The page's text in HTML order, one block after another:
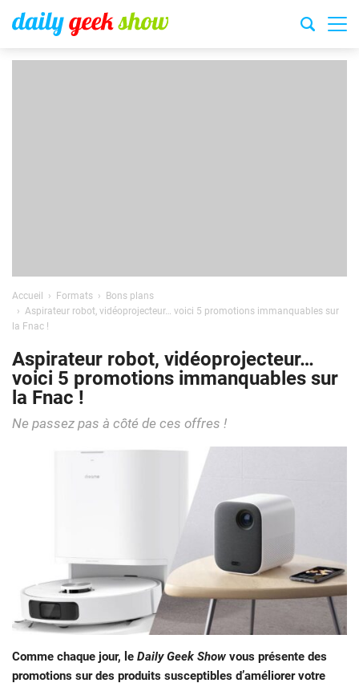
Accueil Formats
Bons plans
Aspirateur robot, vidéoprojecteur… voici 5 promotions immanquables sur
la Fnac !
Aspirateur robot, vidéoprojecteur…
voici 5 promotions immanquables sur
la Fnac !
Ne passez pas à côté de ces offres !
Comme chaque jour, le Daily Geek Show vous présente des
promotions sur des produits susceptibles d’améliorer votre